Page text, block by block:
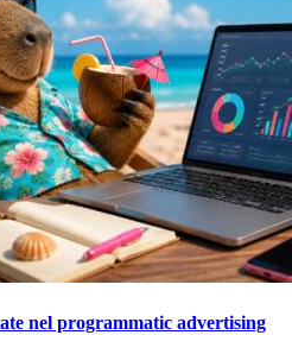
nel programmatic advertising